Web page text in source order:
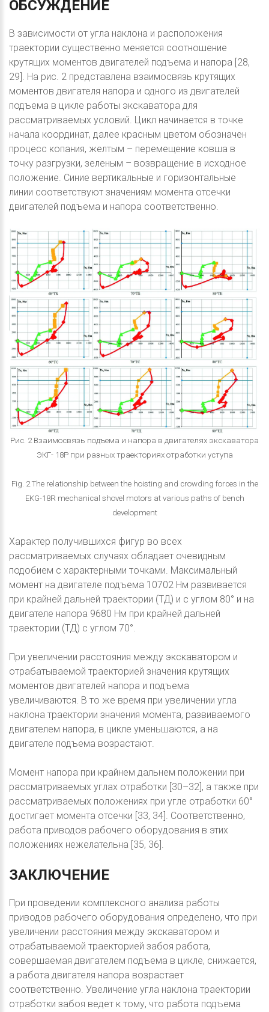
ОБСУЖДЕНИЕ
В зависимости от угла наклона и расположения
траектории существенно меняется соотношение
крутящих моментов двигателей подъема и напора [28,
29]. На рис. 2 представлена взаимосвязь крутящих
моментов двигателя напора и одного из двигателей
подъема в цикле работы экскаватора для
рассматриваемых условий. Цикл начинается в точке
начала координат, далее красным цветом обозначен
процесс копания, желтым – перемещение ковша в
точку разгрузки, зеленым – возвращение в исходное
положение. Синие вертикальные и горизонтальные
линии соответствуют значениям момента отсечки
двигателей подъема и напора соответственно.
Рис. 2 Взаимосвязь подъема и напора в двигателях экскаватора
ЭКГ- 18Р при разных траекториях отработки уступа
Fig. 2 The relationship between the hoisting and crowding forces in the
EKG-18R mechanical shovel motors at various paths of bench
development
Характер получившихся фигур во всех
рассматриваемых случаях обладает очевидным
подобием с характерными точками. Максимальный
момент на двигателе подъема 10702 Нм развивается
при крайней дальней траектории (ТД) и с углом 80° и на
двигателе напора 9680 Нм при крайней дальней
траектории (ТД) с углом 70°.
При увеличении расстояния между экскаватором и
отрабатываемой траекторией значения крутящих
моментов двигателей напора и подъема
увеличиваются. В то же время при увеличении угла
наклона траектории значения момента, развиваемого
двигателем напора, в цикле уменьшаются, а на
двигателе подъема возрастают.
Момент напора при крайнем дальнем положении при
рассматриваемых углах отработки [30–32], а также при
рассматриваемых положениях при угле отработки 60°
достигает момента отсечки [33, 34]. Соответственно,
работа приводов рабочего оборудования в этих
положениях нежелательна [35, 36].
ЗАКЛЮЧЕНИЕ
При проведении комплексного анализа работы
приводов рабочего оборудования определено, что при
увеличении расстояния между экскаватором и
отрабатываемой траекторией забоя работа,
совершаемая двигателем подъема в цикле, снижается,
а работа двигателя напора возрастает
соответственно. Увеличение угла наклона траектории
отработки забоя ведет к тому, что работа подъема